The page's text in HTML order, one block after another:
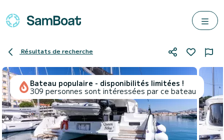
Résultats de recherche
Bateau populaire - disponibilités limitées !
309 personnes sont intéressées par ce bateau